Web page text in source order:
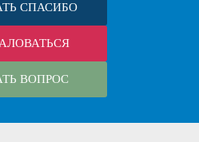
СПАСИБО
ВОПРОС